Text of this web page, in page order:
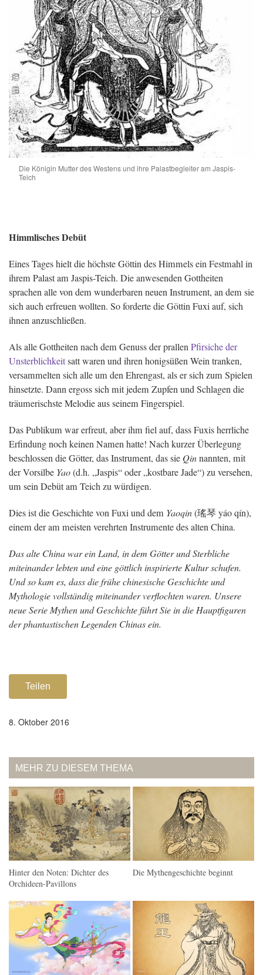
Die Königin Mutter des Westens und ihre Palastbegleiter am Jaspis-
Teich
Himmlisches Debüt
Eines Tages hielt die höchste Göttin des Himmels ein Festmahl in
ihrem Palast am Jaspis-Teich. Die anwesenden Gottheiten
sprachen alle von dem wunderbaren neuen Instrument, an dem sie
sich auch erfreuen wollten. So forderte die Göttin Fuxi auf, sich
ihnen anzuschließen.
Als alle Gottheiten nach dem Genuss der prallenPfirsiche der
Unsterblichkeitsatt waren und ihren honigsüßen Wein tranken,
versammelten sich alle um den Ehrengast, als er sich zum Spielen
hinsetzte. Dann ergoss sich mit jedem Zupfen und Schlagen die
träumerischste Melodie aus seinem Fingerspiel.
Das Publikum war erfreut, aber ihm fiel auf, dass Fuxis herrliche
Erfindung noch keinen Namen hatte! Nach kurzer Überlegung
beschlossen die Götter, das Instrument, das sie Qinnannten, mit
der Vorsilbe Yao(d.h. „Jaspis“ oder „kostbare Jade“) zu versehen,
um sein Debüt am Teich zu würdigen.
Dies ist die Geschichte von Fuxi und dem Yaoqin(瑤琴 yáo qín),
einem der am meisten verehrten Instrumente des alten China.
Das alte China war ein Land, in dem Götter und Sterbliche
miteinander lebten und eine göttlich inspirierte Kultur schufen.
Und so kam es, dass die frühe chinesische Geschichte und
Mythologie vollständig miteinander verflochten waren. Unsere
neue Serie Mythen und Geschichte führt Sie in die Hauptfiguren
der phantastischen Legenden Chinas ein.
Teilen
8. Oktober 2016
MEHR ZU DIESEM THEMA
Hinter den Noten: Dichter des
Orchideen-Pavillons
Die Mythengeschichte beginnt